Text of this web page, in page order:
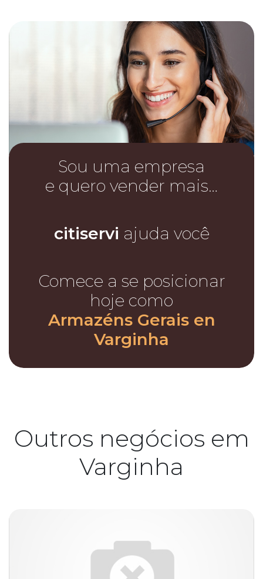
Sou uma empresa
e quero vender mais…
citiservi ajuda você
Comece a se posicionar
hoje como
Armazéns Gerais en
Varginha
Outros negócios em
Varginha